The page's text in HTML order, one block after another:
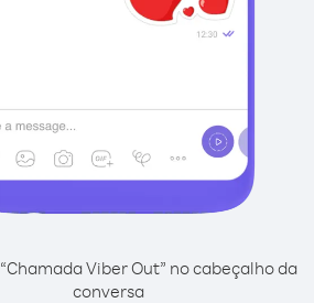
Viber Out” no cabeçalho da
conversa